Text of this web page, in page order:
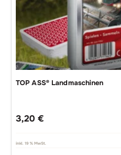
TOP ASS® Landmaschinen
3,20 €
inkl. 19 % MwSt.